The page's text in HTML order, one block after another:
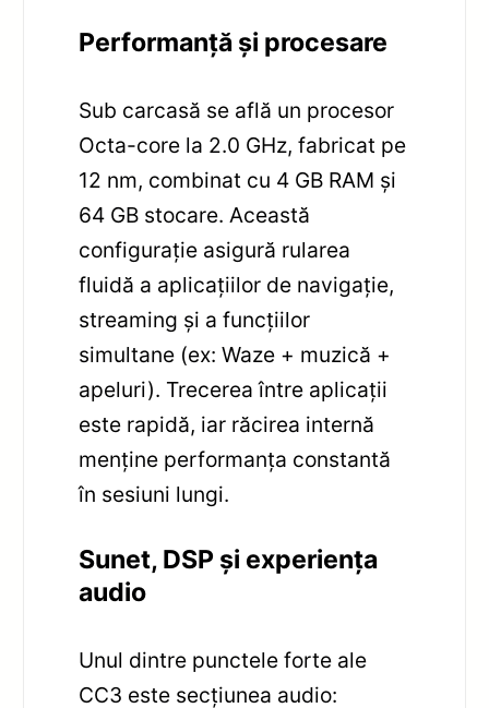
Performanță și procesare
Sub carcasă se află un procesor
Octa-core la 2.0 GHz, fabricat pe
12 nm, combinat cu 4 GB RAM și
64 GB stocare. Această
configurație asigură rularea
fluidă a aplicațiilor de navigație,
streaming și a funcțiilor
simultane (ex: Waze + muzică +
apeluri). Trecerea între aplicații
este rapidă, iar răcirea internă
menține performanța constantă
în sesiuni lungi.
Sunet, DSP și experiența
audio
Unul dintre punctele forte ale
CC3 este secțiunea audio: